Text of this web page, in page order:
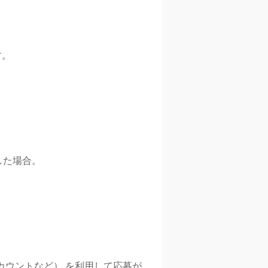
場合。
ウントなど） を利用して応募が